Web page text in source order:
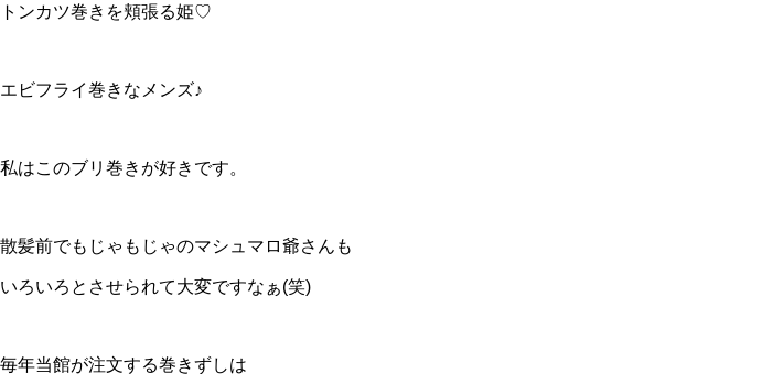
トンカツ巻きを頬張る姫♡
エビフライ巻きなメンズ♪
私はこのブリ巻きが好きです。
散髪前でもじゃもじゃのマシュマロ爺さんも
いろいろとさせられて大変ですなぁ(笑)
毎年当館が注文する巻きずしは